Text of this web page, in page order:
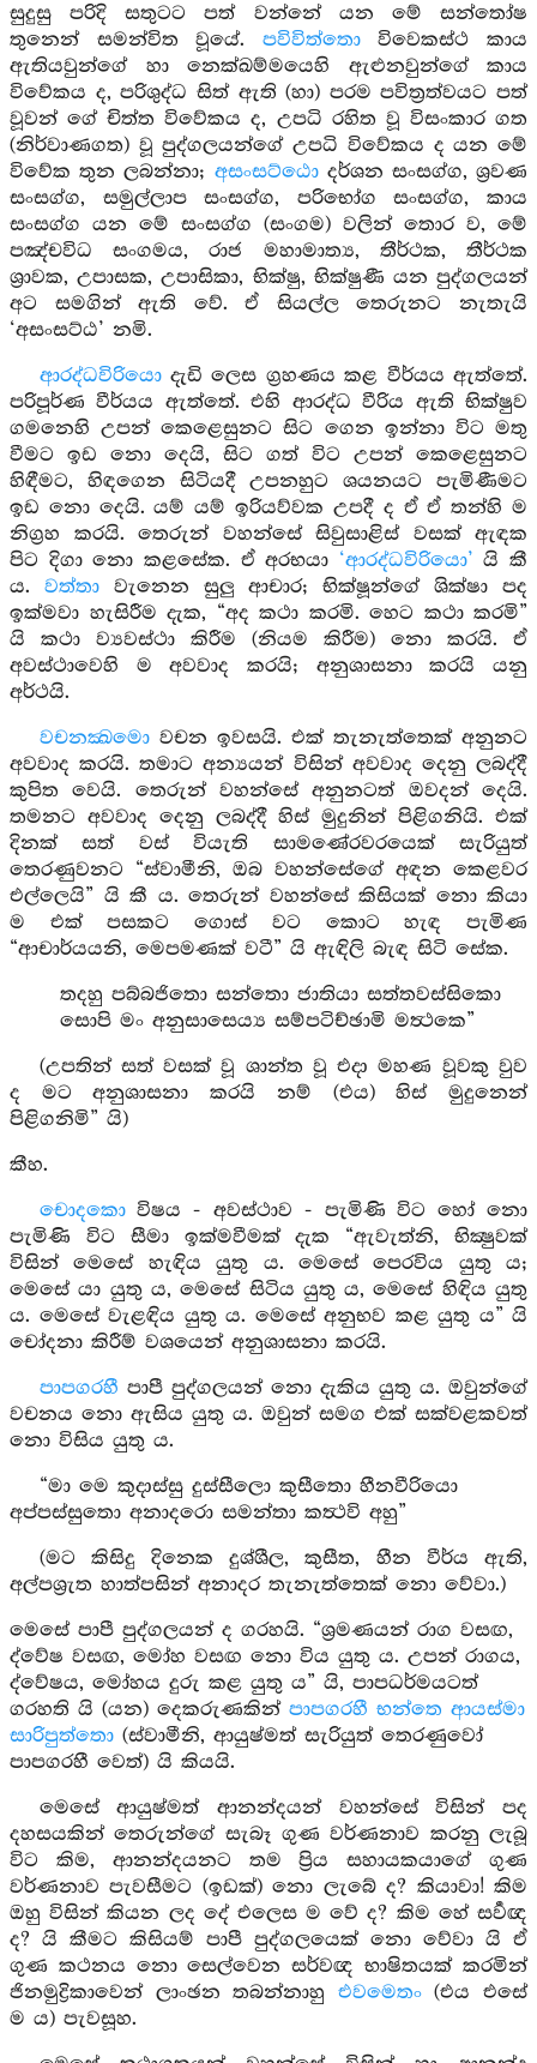
සුදුසු පරිදි සතුටට පත් වන්නේ යන මේ සන්තෝෂ
තුනෙන් සමන්විත වූයේ. පවිවිත්තොවිවෙකස්ථ කාය
ඇතියවුන්ගේ හා නෙක්ඛම්මයෙහි ඇළුනවුන්ගේ කාය
විවේකය ද, පරිශුද්ධ සිත් ඇති (හා) පරම පවිත්‍රත්වයට පත්
වූවන් ගේ චිත්ත විවේකය ද, උපධි රහිත වූ විසංකාර ගත
(නිර්වාණගත) වූ පුද්ගලයන්ගේ උපධි විවේකය ද යන මේ
විවේක තුන ලබන්නා; අසංසට්ඨොදර්ශන සංසග්ග, ශ්‍රවණ
සංසග්ග, සමුල්ලාප සංසග්ග, පරිභෝග සංසග්ග, කාය
සංසග්ග යන මේ සංසග්ග (සංගම) වලින් තොර ව, මේ
පඤ්චවිධ සංගමය, රාජ මහාමාත්‍ය, තීර්ථක, තීර්ථක
ශ්‍රාවක, උපාසක, උපාසිකා, භික්ෂු, භික්ෂුණී යන පුද්ගලයන්
අට සමගින් ඇති වේ. ඒ සියල්ල තෙරුනට නැතැයි
‘අසංසට්ඨ’ නමි.
ආරද්ධවිරියොදැඩි ලෙස ග්‍රහණය කළ වීර්යය ඇත්තේ.
පරිපූර්ණ වීර්යය ඇත්තේ. එහි ආරද්ධ වීරිය ඇති භික්ෂුව
ගමනෙහි උපන් කෙළෙසුනට සිට ගෙන ඉන්නා විට මතු
වීමට ඉඩ නො දෙයි, සිට ගත් විට උපන් කෙළෙසුනට
හිඳීමට, හිඳගෙන සිටියදී උපනහුට ශයනයට පැමිණීමට
ඉඩ නො දෙයි. යම් යම් ඉරියව්වක උපදී ද ඒ ඒ තන්හි ම
නිග්‍රහ කරයි. තෙරුන් වහන්සේ සිවුසාළිස් වසක් ඇඳක
පිට දිගා නො කළසේක. ඒ අරභයා ‘ආරද්ධවිරියො’ යි කී
ය. වත්තාවැනෙන සුලු ආචාර; භික්ෂූන්ගේ ශික්ෂා පද
ඉක්මවා හැසිරීම දැක, “අද කථා කරමි. හෙට කථා කරමි”
යි කථා ව්‍යවස්ථා කිරීම (නියම කිරීම) නො කරයි. ඒ
අවස්ථාවෙහි ම අවවාද කරයි; අනුශාසනා කරයි යනු
අර්ථයි.
වචනක්‍ඛමොවචන ඉවසයි. එක් තැනැත්තෙක් අනුනට
අවවාද කරයි. තමාට අන්‍යයන් විසින් අවවාද දෙනු ලබද්දී
කුපිත වෙයි. තෙරුන් වහන්සේ අනුනටත් ඔවදන් දෙයි.
තමනට අවවාද දෙනු ලබද්දී හිස් මුදුනින් පිළිගනියි. එක්
දිනක් සත් වස් වියැති සාමණේරවරයෙක් සැරියුත්
තෙරණුවනට “ස්වාමීනි, ඔබ වහන්සේගේ අඳන කෙළවර
එල්ලෙයි” යි කී ය. තෙරුන් වහන්සේ කිසියක් නො කියා
ම එක් පසකට ගොස් වට කොට හැඳ පැමිණ
“ආචාර්යයනි, මෙපමණක් වටී” යි ඇඳිලි බැඳ සිටි සේක.
තදහු පබ්බජිතො සන්තො ජාතියා සත්තවස්සිකො
සොපි මං අනුසාසෙය්‍ය සම්පටිච්ඡාමි මත්‍ථකෙ”
(උපතින් සත් වසක් වූ ශාන්ත වූ එදා මහණ වූවකු වුව
ද මට අනුශාසනා කරයි නම් (එය) හිස් මුදුනෙන්
පිළිගනිමි” යි)
කීහ.
චොදකොවිෂය - අවස්ථාව - පැමිණි විට හෝ නො
පැමිණි විට සීමා ඉක්මවීමක් දැක “ඇවැත්නි, භික්‍ෂුවක්
විසින් මෙසේ හැඳිය යුතු ය. මෙසේ පෙරවිය යුතු ය;
මෙසේ යා යුතු ය, මෙසේ සිටිය යුතු ය, මෙසේ හිඳිය යුතු
ය. මෙසේ වැළඳිය යුතු ය. මෙසේ අනුභව කළ යුතු ය” යි
චෝදනා කිරීම් වශයෙන් අනුශාසනා කරයි.
පාපගරහී පාපී පුද්ගලයන් නො දැකිය යුතු ය. ඔවුන්ගේ
වචනය නො ඇසිය යුතු ය. ඔවුන් සමග එක් සක්වළකවත්
නො විසිය යුතු ය.
“මා මෙ කුදාස්සු දුස්සීලො කුසීතො හීනවීරියො
අප්පස්සුතො අනාදරො සමන්තා කත්‍ථවි අහු”
(මට කිසිදු දිනෙක දුශ්ශීල, කුසීත, හීන වීර්ය ඇති,
අල්පශ්‍රැත හාත්පසින් අනාදර තැනැත්තෙක් නො වේවා.)
මෙසේ පාපී පුද්ගලයන් ද ගරහයි. “ශ්‍රමණයන් රාග වසඟ,
ද්වේෂ වසඟ, මෝහ වසඟ නො විය යුතු ය. උපන් රාගය,
ද්වේෂය, මෝහය දුරු කළ යුතු ය” යි, පාපධර්මයටත්
ගරහති යි (යන) දෙකරුණකින් පාපගරහී භන්තෙ ආයස්මා
සාරිපුත්තො (ස්වාමීනි, ආයුෂ්මත් සැරියුත් තෙරණුවෝ
පාපගරහී වෙත්) යි කියයි.
මෙසේ ආයුෂ්මත් ආනන්දයන් වහන්සේ විසින් පද
දහසයකින් තෙරුන්ගේ සැබෑ ගුණ වර්ණනාව කරනු ලැබූ
විට කිම, ආනන්දයනට තම ප්‍රිය සහායකයාගේ ගුණ
වර්ණනාව පැවසීමට (ඉඩක්) නො ලැබේ ද? කියාවා! කිම
ඔහු විසින් කියන ලද දේ එලෙස ම වේ ද? කිම හේ සර්‍වඥ
ද? යි කීමට කිසියම් පාපී පුද්ගලයෙක් නො වේවා යි ඒ
ගුණ කථනය නො සෙල්වෙන සර්වඥ භාෂිතයක් කරමින්
ජිනමුද්‍රිකාවෙන් ලාංඡන තබන්නාහු එවමෙතං(එය එසේ
ම ය) පැවසූහ.